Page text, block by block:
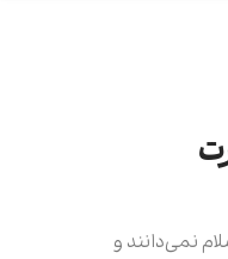
نمی‌دانند و